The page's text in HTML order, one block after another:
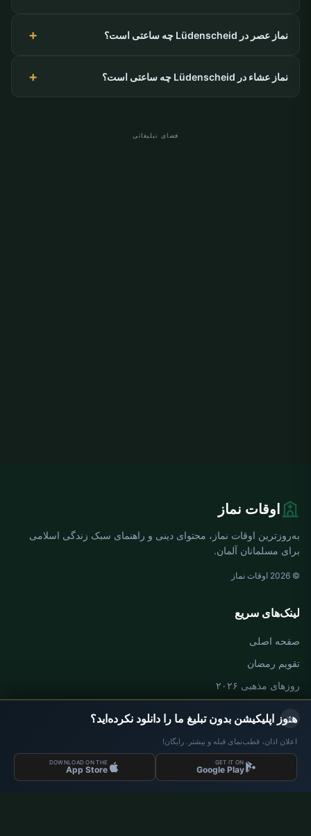
نماز عصر در Lüdenscheid چه ساعتی است؟
نماز عشاء در Lüdenscheid چه ساعتی است؟
فضای تبلیغاتی
اوقات نماز
به‌روزترین اوقات نماز، محتوای دینی و راهنمای سبک زندگی اسلامی
برای مسلمانان آلمان.
© 2026 اوقات نماز
لینک‌های سریع
صفحه اصلی
تقویم رمضان
روزهای مذهبی ۲۰۲۶
اوقات نماز آلمان
اوقات نماز Berlin
اوقات نماز Hamburg
×
هنوز اپلیکیشن بدون تبلیغ ما را دانلود نکرده‌اید؟
اعلان اذان، قطب‌نمای قبله و بیشتر. رایگان!
GET IT ON
Google Play
DOWNLOAD ON THE
App Store